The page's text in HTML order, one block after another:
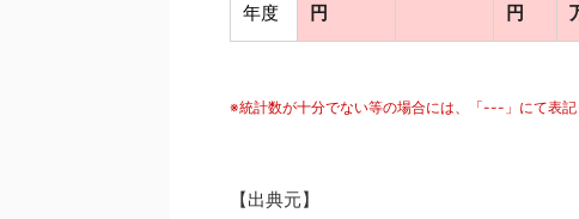
年度
円
円
※統計数が十分でない等の場合には、「---」にて表記
【出典元】